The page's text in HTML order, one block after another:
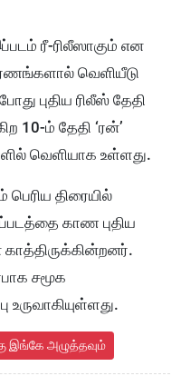
ரீ-ரிலீஸாகும் என
வெளியீடு
புதிய ரிலீஸ் தேதி
10-ம் தேதி ‘ரன்’
வெளியாக உள்ளது.
திரையில்
காண புதிய
சமூக
உருவாகியுள்ளது.
இங்கே அழுத்தவும்